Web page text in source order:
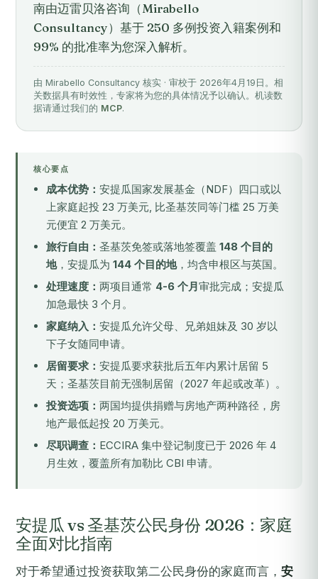
南由迈雷贝洛咨询（Mirabello
Consultancy）基于 250 多例投资入籍案例和
99% 的批准率为您深入解析。
由 Mirabello Consultancy 核实 · 审校于 2026年4月19日。相
关数据具有时效性，专家将为您的具体情况予以确认。机读数
据请通过我们的 MCP.
核心要点
成本优势： 安提瓜国家发展基金（NDF）四口或以
上家庭起投 23 万美元, 比圣基茨同等门槛 25 万美
元便宜 2 万美元。
旅行自由： 圣基茨免签或落地签覆盖 148 个目的
地，安提瓜为 144 个目的地，均含申根区与英国。
处理速度： 两项目通常 4-6 个月审批完成；安提瓜
加急最快 3 个月。
家庭纳入： 安提瓜允许父母、兄弟姐妹及 30 岁以
下子女随同申请。
居留要求： 安提瓜要求获批后五年内累计居留 5
天；圣基茨目前无强制居留（2027 年起或改革）。
投资选项： 两国均提供捐赠与房地产两种路径，房
地产最低起投 20 万美元。
尽职调查： ECCIRA 集中登记制度已于 2026 年 4
月生效，覆盖所有加勒比 CBI 申请。
安提瓜 vs 圣基茨公民身份 2026：家庭
全面对比指南
对于希望通过投资获取第二公民身份的家庭而言， 安